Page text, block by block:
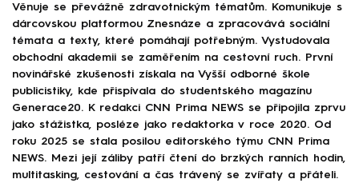
Věnuje se převážně zdravotnickým tématům. Komunikuje s
dárcovskou platformou Znesnáze a zpracovává sociální
témata a texty, které pomáhají potřebným. Vystudovala
obchodní akademii se zaměřením na cestovní ruch. První
novinářské zkušenosti získala na Vyšší odborné škole
publicistiky, kde přispívala do studentského magazínu
Generace20. K redakci CNN Prima NEWS se připojila zprvu
jako stážistka, posléze jako redaktorka v roce 2020. Od
roku 2025 se stala posilou editorského týmu CNN Prima
NEWS. Mezi její záliby patří čtení do brzkých ranních hodin,
multitasking, cestování a čas trávený se zvířaty a přáteli.